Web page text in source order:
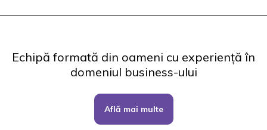
Echipă formată din oameni cu experiență în
domeniul business-ului
Află mai multe